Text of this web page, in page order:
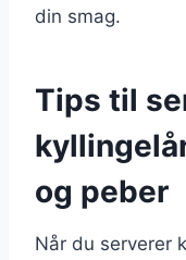
din smag.
Tips til
og peber
Når du serverer